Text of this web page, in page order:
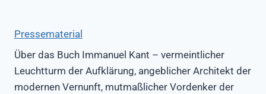
Pressematerial
Über das Buch Immanuel Kant – vermeintlicher
Leuchtturm der Aufklärung, angeblicher Architekt der
modernen Vernunft, mutmaßlicher Vordenker der